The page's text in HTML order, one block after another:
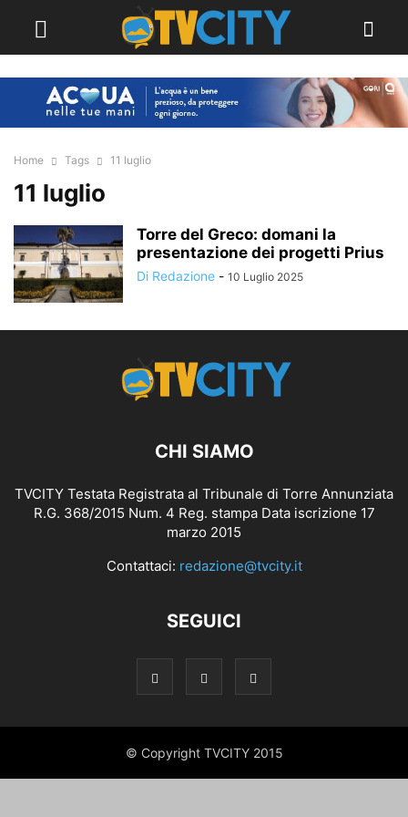
Home Tags 11 luglio
11 luglio
Torre del Greco: domani la
presentazione dei progetti Prius
Di Redazione - 10 Luglio 2025
CHI SIAMO
TVCITY Testata Registrata al Tribunale di Torre Annunziata
R.G. 368/2015 Num. 4 Reg. stampa Data iscrizione 17
marzo 2015
Contattaci: redazione@tvcity.it
SEGUICI
© Copyright TVCITY 2015